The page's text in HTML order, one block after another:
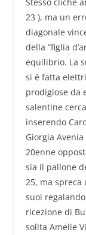
23 ), ma un
diagonale
della “figlia
equilibrio. La
si è fatta
prodigiose da
salentine
inserendo
Giorgia
20enne
sia il pallone
25, ma
suoi
ricezione di
solita Amelie